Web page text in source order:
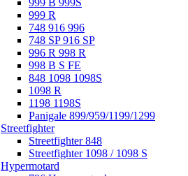
999 B 999S
999 R
748 916 996
748 SP 916 SP
996 R 998 R
998 B S FE
848 1098 1098S
1098 R
1198 1198S
Panigale 899/959/1199/1299
Streetfighter
Streetfighter 848
Streetfighter 1098 / 1098 S
Hypermotard